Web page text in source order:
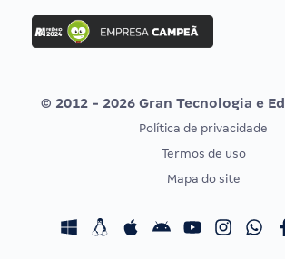
Concurso Ibama
Concurso MPU
Editais publicados
Vunesp
CONCURSOS POR PROFISSÃO
Concursos Fiscais
EXAME DE
Calendário
© 2012 - 2026 Gran Tecnologia e
Política de privacidade
Termos de uso
Mapa do site